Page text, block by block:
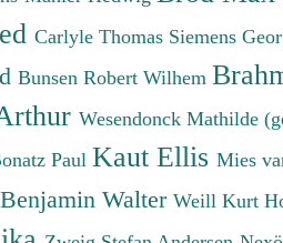
Carlyle Thomas Siemens
Bunsen Robert Wilhem
Wesendonck Mathilde
Paul Kaut Ellis Mies
Benjamin Walter Weill Kurt